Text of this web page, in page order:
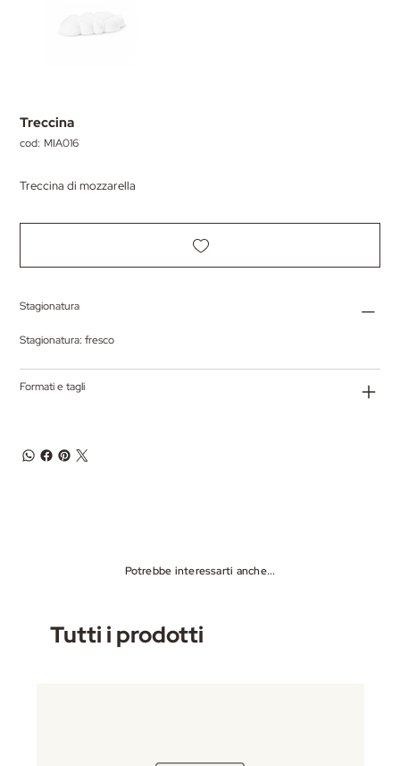
Treccina
cod: SKU
MIA016
Treccina di mozzarella
Stagionatura
Stagionatura: fresco
Formati e tagli
Potrebbe interessarti anche...
Tutti i prodotti